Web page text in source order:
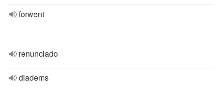
forwent
renunciado
diadems